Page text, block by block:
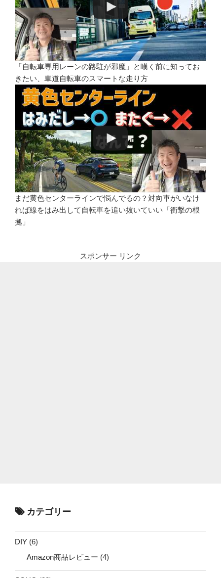
「自転車専用レーンの路駐が邪魔」と嘆く前に知ってお
きたい、車道自転車のスマートな走り方
まだ黄色センターラインで悩んでるの？対向車がいなけ
れば線をはみ出して自転車を追い抜いていい「衝撃の根
拠」
スポンサー リンク
カテゴリー
DIY (6)
Amazon商品レビュー (4)